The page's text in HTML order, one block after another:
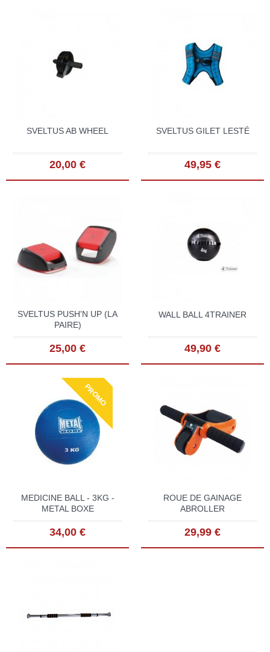
SVELTUS AB WHEEL
20,00 €
SVELTUS GILET LESTÉ
49,95 €
SVELTUS PUSH'N UP (LA
PAIRE)
25,00 €
WALL BALL 4TRAINER
49,90 €
PROMO
MEDICINE BALL - 3KG -
METAL BOXE
34,00 €
ROUE DE GAINAGE
ABROLLER
29,99 €